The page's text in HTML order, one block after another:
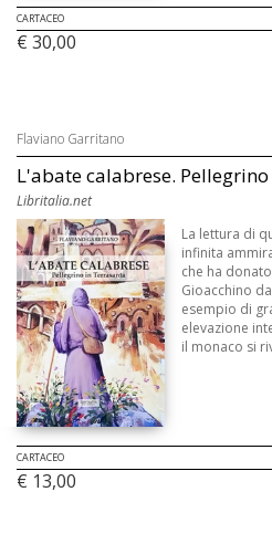
CARTACEO
€ 30,00
Flaviano Garritano
L'abate calabrese. Pellegrino
Libritalia.net
La lettura di
infinita
che ha
Gioacchino
esempio di
elevazione
il monaco si
CARTACEO
€ 13,00